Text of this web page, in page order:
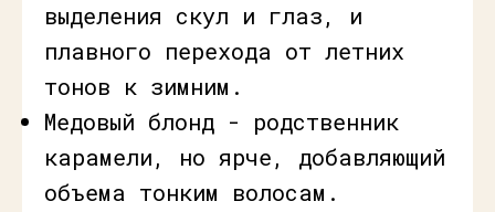
выделения скул и глаз, и
плавного перехода от летних
тонов к зимним.
Медовый блонд - родственник
карамели, но ярче, добавляющий
объема тонким волосам.